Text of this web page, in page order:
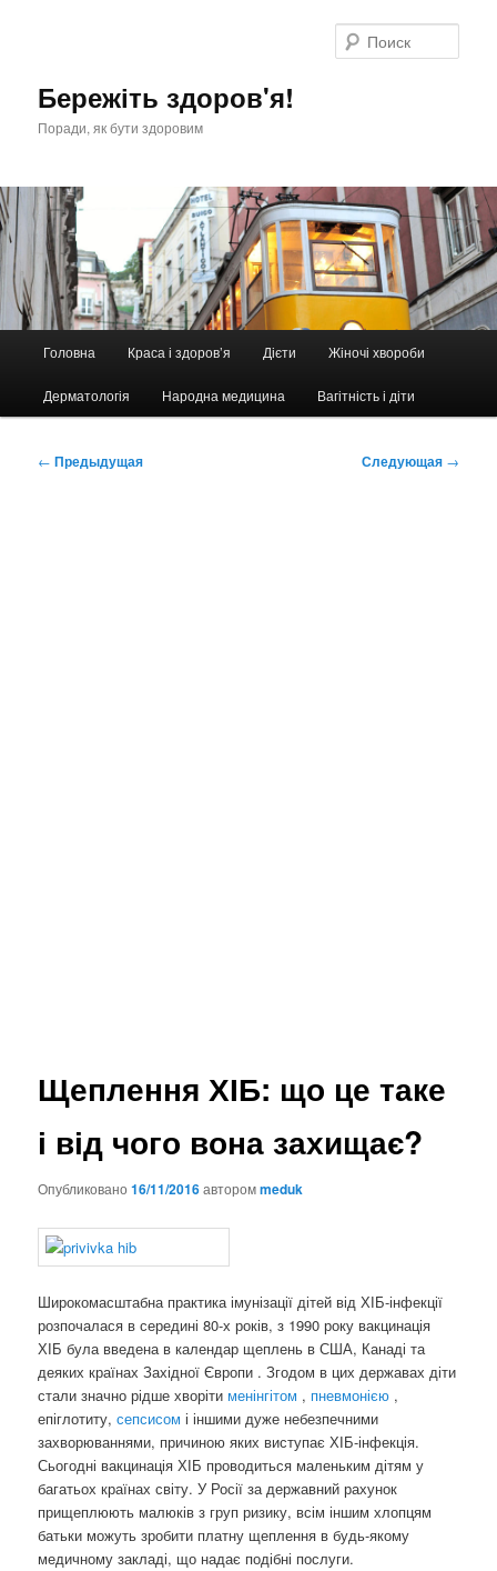
Бережіть здоров'я!
Поради, як бути здоровим
Головна Краса і здоров’я Дієти Жіночі хвороби
Дерматологія Народна медицина Вагітність і діти
Навигация
← Предыдущая Следующая →
Щеплення ХІБ: що це таке
і від чого вона захищає?
Опубликовано16/11/2016авторомmeduk
Широкомасштабна практика імунізації дітей від ХІБ-інфекції
розпочалася в середині 80-х років, з 1990 року вакцинація
ХІБ була введена в календар щеплень в США, Канаді та
деяких країнах Західної Європи . Згодом в цих державах діти
стали значно рідше хворіти менінгітом , пневмонією ,
епіглотиту,сепсисомі іншими дуже небезпечними
захворюваннями, причиною яких виступає ХІБ-інфекція.
Сьогодні вакцинація ХІБ проводиться маленьким дітям у
багатьох країнах світу. У Росії за державний рахунок
прищеплюють малюків з груп ризику, всім іншим хлопцям
батьки можуть зробити платну щеплення в будь-якому
медичному закладі, що надає подібні послуги.